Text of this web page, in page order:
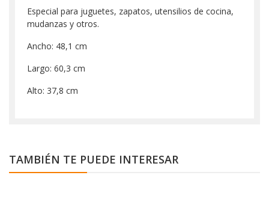
Especial para juguetes, zapatos, utensilios de cocina,
mudanzas y otros.
Ancho: 48,1 cm
Largo: 60,3 cm
Alto: 37,8 cm
TAMBIÉN TE PUEDE INTERESAR